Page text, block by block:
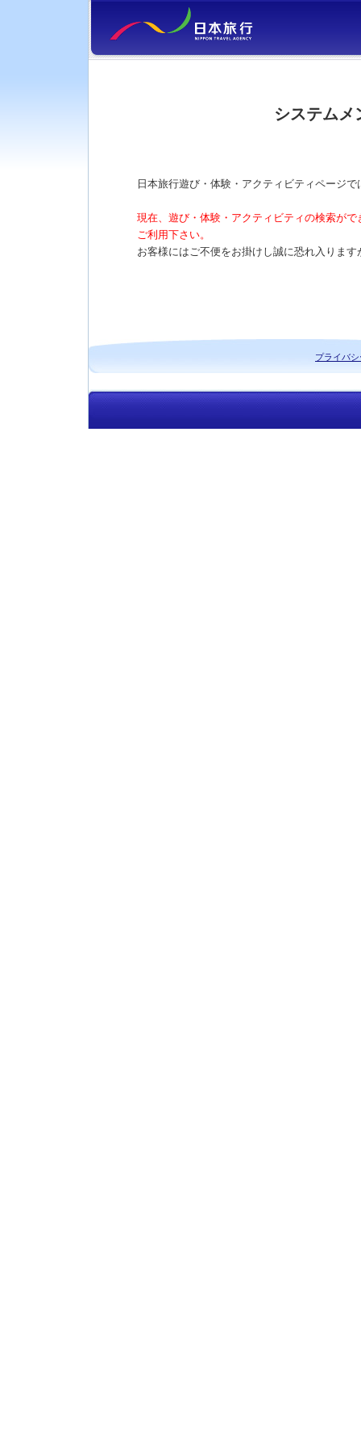
システムメ
日本旅行遊び・体験・アクティビティページ
現在、遊び・体験・アクティビティの検索が
ご利用下さい。
お客様にはご不便をお掛けし誠に恐れ入りま
プライバ